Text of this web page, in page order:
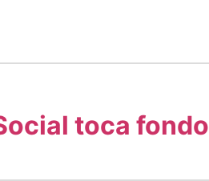
toca fondo